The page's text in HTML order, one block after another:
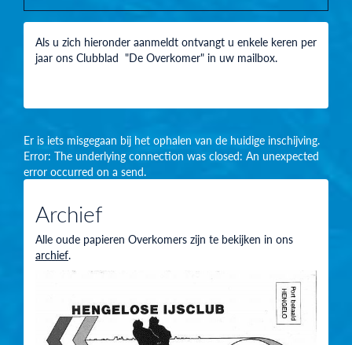
Als u zich hieronder aanmeldt ontvangt u enkele keren per
jaar ons Clubblad "De Overkomer" in uw mailbox.
Er is iets misgegaan bij het ophalen van de huidige inschijving.
Error: The underlying connection was closed: An unexpected
error occurred on a send.
Archief
Alle oude papieren Overkomers zijn te bekijken in ons
archief.